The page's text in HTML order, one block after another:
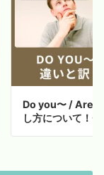
Do you〜 / Are
し方について！